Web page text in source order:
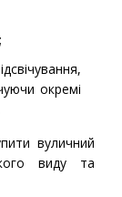
окремі
вуличний
виду та